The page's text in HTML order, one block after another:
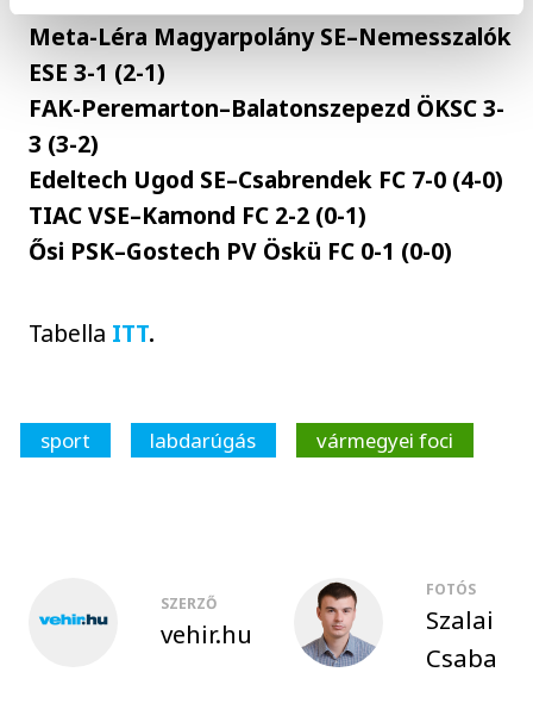
Meta-Léra Magyarpolány SE–Nemesszalók
ESE 3-1 (2-1)
FAK-Peremarton–Balatonszepezd ÖKSC 3-
3 (3-2)
Edeltech Ugod SE–Csabrendek FC 7-0 (4-0)
TIAC VSE–Kamond FC 2-2 (0-1)
Ősi PSK–Gostech PV Öskü FC 0-1 (0-0)
Tabella ITT.
sport labdarúgás vármegyei foci
SZERZŐ
vehir.hu
FOTÓS
Szalai
Csaba